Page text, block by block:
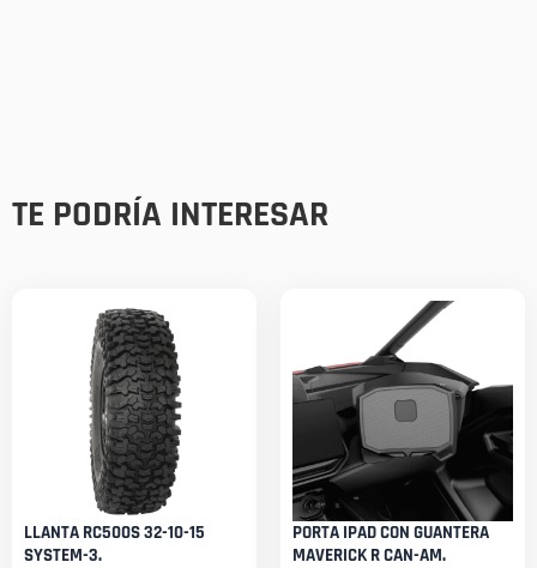
TE PODRÍA INTERESAR
LLANTA RC500S 32-10-15
SYSTEM-3.
PORTA IPAD CON GUANTERA
MAVERICK R CAN-AM.